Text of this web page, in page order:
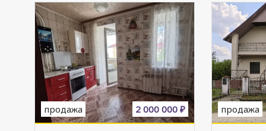
продажа 2 000 000 ₽ продажа